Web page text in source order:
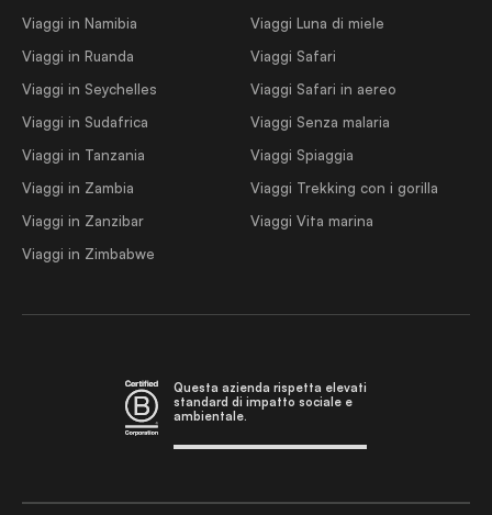
Viaggi in Namibia
Viaggi in Ruanda
Viaggi in Seychelles
Viaggi in Sudafrica
Viaggi in Tanzania
Viaggi in Zambia
Viaggi in Zanzibar
Viaggi in Zimbabwe
Viaggi Luna di miele
Viaggi Safari
Viaggi Safari in aereo
Viaggi Senza malaria
Viaggi Spiaggia
Viaggi Trekking con i gorilla
Viaggi Vita marina
Questa azienda rispetta elevati
standard di impatto sociale e
ambientale.